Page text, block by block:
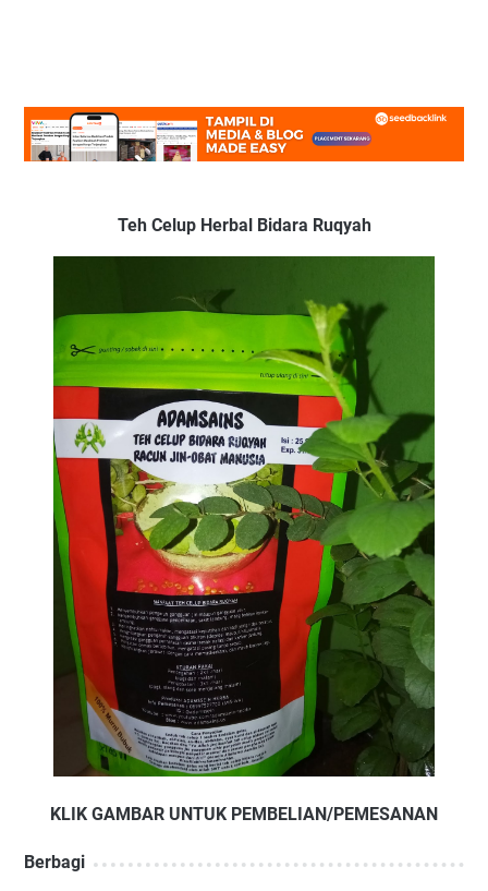
Teh Celup Herbal Bidara Ruqyah
KLIK GAMBAR UNTUK PEMBELIAN/PEMESANAN
Berbagi